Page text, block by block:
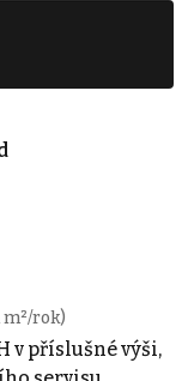
m²/rok)
v příslušné výši,